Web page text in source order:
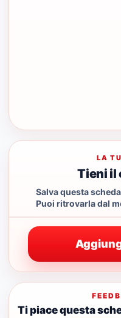
LA
Tieni il
Salva questa
Puoi ritrovarla dal
Ti piace questa